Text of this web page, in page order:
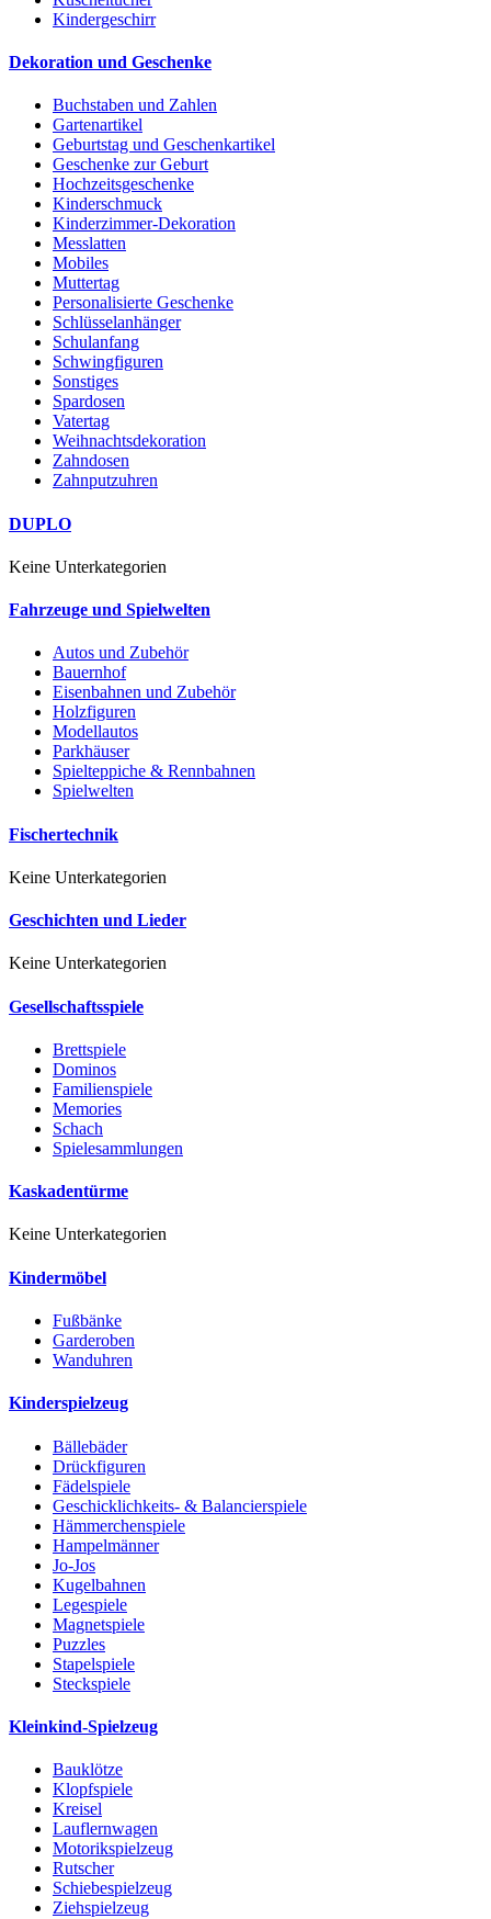
Kindergeschirr
Dekoration und Geschenke
Buchstaben und Zahlen
Gartenartikel
Geburtstag und Geschenkartikel
Geschenke zur Geburt
Hochzeitsgeschenke
Kinderschmuck
Kinderzimmer-Dekoration
Messlatten
Mobiles
Muttertag
Personalisierte Geschenke
Schlüsselanhänger
Schulanfang
Schwingfiguren
Sonstiges
Spardosen
Vatertag
Weihnachtsdekoration
Zahndosen
Zahnputzuhren
DUPLO
Keine Unterkategorien
Fahrzeuge und Spielwelten
Autos und Zubehör
Bauernhof
Eisenbahnen und Zubehör
Holzfiguren
Modellautos
Parkhäuser
Spielteppiche & Rennbahnen
Spielwelten
Fischertechnik
Keine Unterkategorien
Geschichten und Lieder
Keine Unterkategorien
Gesellschaftsspiele
Brettspiele
Dominos
Familienspiele
Memories
Schach
Spielesammlungen
Kaskadentürme
Keine Unterkategorien
Kindermöbel
Fußbänke
Garderoben
Wanduhren
Kinderspielzeug
Bällebäder
Drückfiguren
Fädelspiele
Geschicklichkeits- & Balancierspiele
Hämmerchenspiele
Hampelmänner
Jo-Jos
Kugelbahnen
Legespiele
Magnetspiele
Puzzles
Stapelspiele
Steckspiele
Kleinkind-Spielzeug
Bauklötze
Klopfspiele
Kreisel
Lauflernwagen
Motorikspielzeug
Rutscher
Schiebespielzeug
Ziehspielzeug